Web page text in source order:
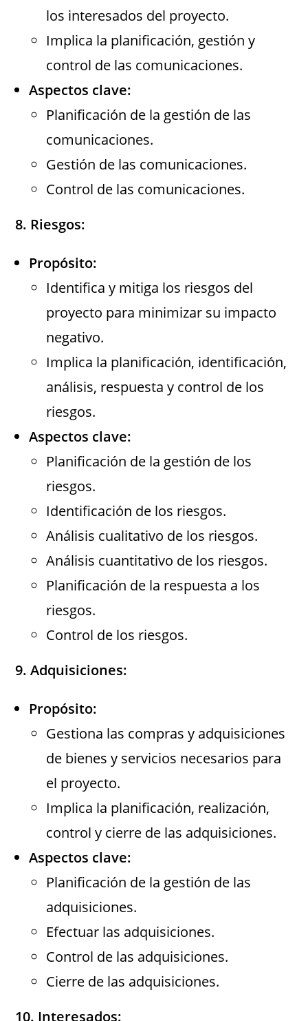
los interesados del proyecto.
Implica la planificación, gestión y
control de las comunicaciones.
Aspectos clave:
Planificación de la gestión de las
comunicaciones.
Gestión de las comunicaciones.
Control de las comunicaciones.
8. Riesgos:
Propósito:
Identifica y mitiga los riesgos del
proyecto para minimizar su impacto
negativo.
Implica la planificación, identificación,
análisis, respuesta y control de los
riesgos.
Aspectos clave:
Planificación de la gestión de los
riesgos.
Identificación de los riesgos.
Análisis cualitativo de los riesgos.
Análisis cuantitativo de los riesgos.
Planificación de la respuesta a los
riesgos.
Control de los riesgos.
9. Adquisiciones:
Propósito:
Gestiona las compras y adquisiciones
de bienes y servicios necesarios para
el proyecto.
Implica la planificación, realización,
control y cierre de las adquisiciones.
Aspectos clave:
Planificación de la gestión de las
adquisiciones.
Efectuar las adquisiciones.
Control de las adquisiciones.
Cierre de las adquisiciones.
10. Interesados: